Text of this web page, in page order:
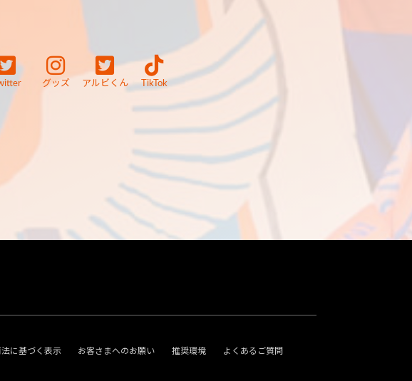
グッズ アルビくん TikTok
に基づく表示 お客さまへのお願い 推奨環境 よくあるご質問